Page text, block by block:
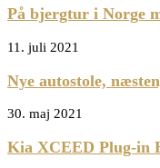
På bjergtur i Norge
11. juli 2021
Nye autostole,
30. maj 2021
Kia XCEED Plug-in